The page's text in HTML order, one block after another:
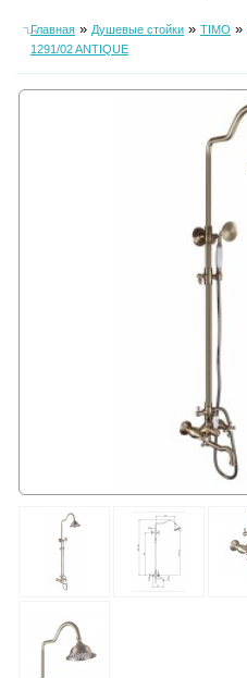
Главная» Душевые стойки» TIMO »
1291/02 ANTIQUE